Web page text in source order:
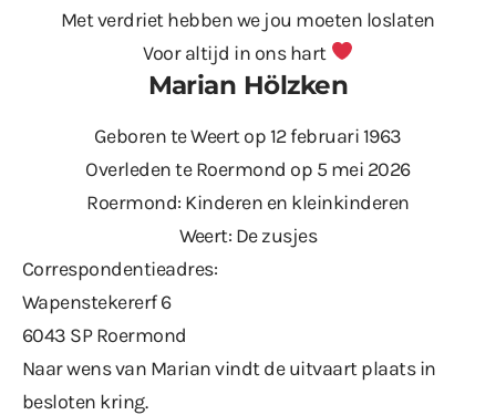
Met verdriet hebben we jou moeten loslaten
Voor altijd in ons hart
Marian Hölzken
Geboren te Weert op 12 februari 1963
Overleden te Roermond op 5 mei 2026
Roermond: Kinderen en kleinkinderen
Weert: De zusjes
Correspondentieadres:
Wapenstekererf 6
6043 SP Roermond
Naar wens van Marian vindt de uitvaart plaats in
besloten kring.